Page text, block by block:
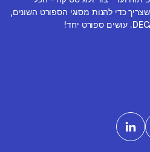
כדי להנות מסוגי הספורט השונים,